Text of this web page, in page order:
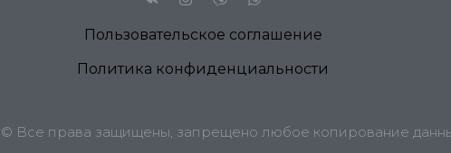
Пользовательское соглашение
Политика конфиденциальности
© Все права защищены, запрещено любое копирование